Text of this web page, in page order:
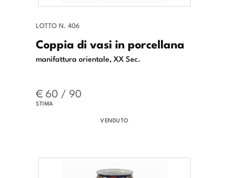
LOTTO N. 406
Coppia di vasi in porcellana
manifattura orientale, XX Sec.
€ 60 / 90
STIMA
VENDUTO